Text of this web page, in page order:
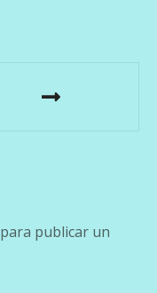
para publicar un